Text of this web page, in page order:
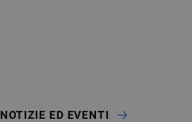
NOTIZIE ED EVENTI